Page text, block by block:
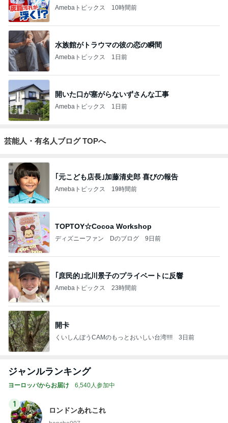
Amebaトピックス 10時間前
水族館がトラウマの彼の恋の瞬間
Amebaトピックス 1日前
開いた口が塞がらないずさんな工事
Amebaトピックス 1日前
芸能人・有名人ブログ TOPへ
｢元こども店長｣加藤清史郎 喜びの報告
Amebaトピックス 19時間前
TOPTOY☆Cocoa Workshop
ディズニーファン Dのブログ 9日前
｢庶民的｣北川景子のプライベートに反響
Amebaトピックス 23時間前
開卡
くいしんぼうCAMのもっとおいしい台湾!!!! 3日前
ジャンルランキング
ヨーロッパからお届け 6,540人参加中
1
ロンドンあれこれ